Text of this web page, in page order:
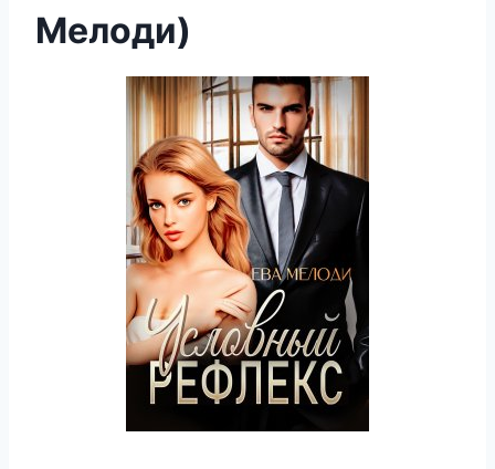
Мелоди)